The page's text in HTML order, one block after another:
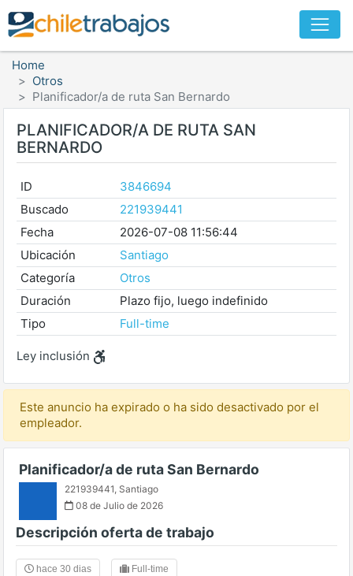
Home
Otros
Planificador/a de ruta San Bernardo
PLANIFICADOR/A DE RUTA SAN
BERNARDO
ID
3846694
Buscado
221939441
Fecha
2026-07-08 11:56:44
Ubicación
Santiago
Categoría
Otros
Duración
Plazo fijo, luego indefinido
Tipo
Full-time
Ley inclusión
Este anuncio ha expirado o ha sido desactivado por el
empleador.
Planificador/a de ruta San Bernardo
221939441, Santiago
08 de Julio de 2026
Descripción oferta de trabajo
hace 30 dias Full-time